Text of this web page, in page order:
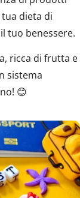
dieta di
tuo benessere.
ricca di frutta e
sistema
😊